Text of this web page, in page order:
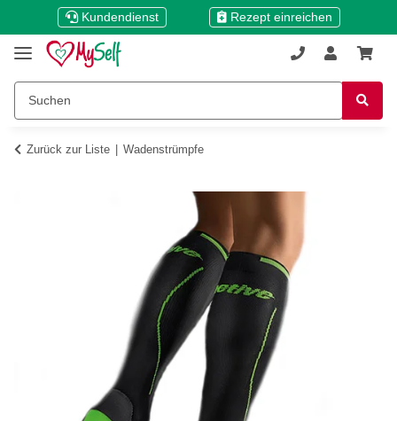
Kundendienst Rezept einreichen
Zurück zur Liste Wadenstrümpfe